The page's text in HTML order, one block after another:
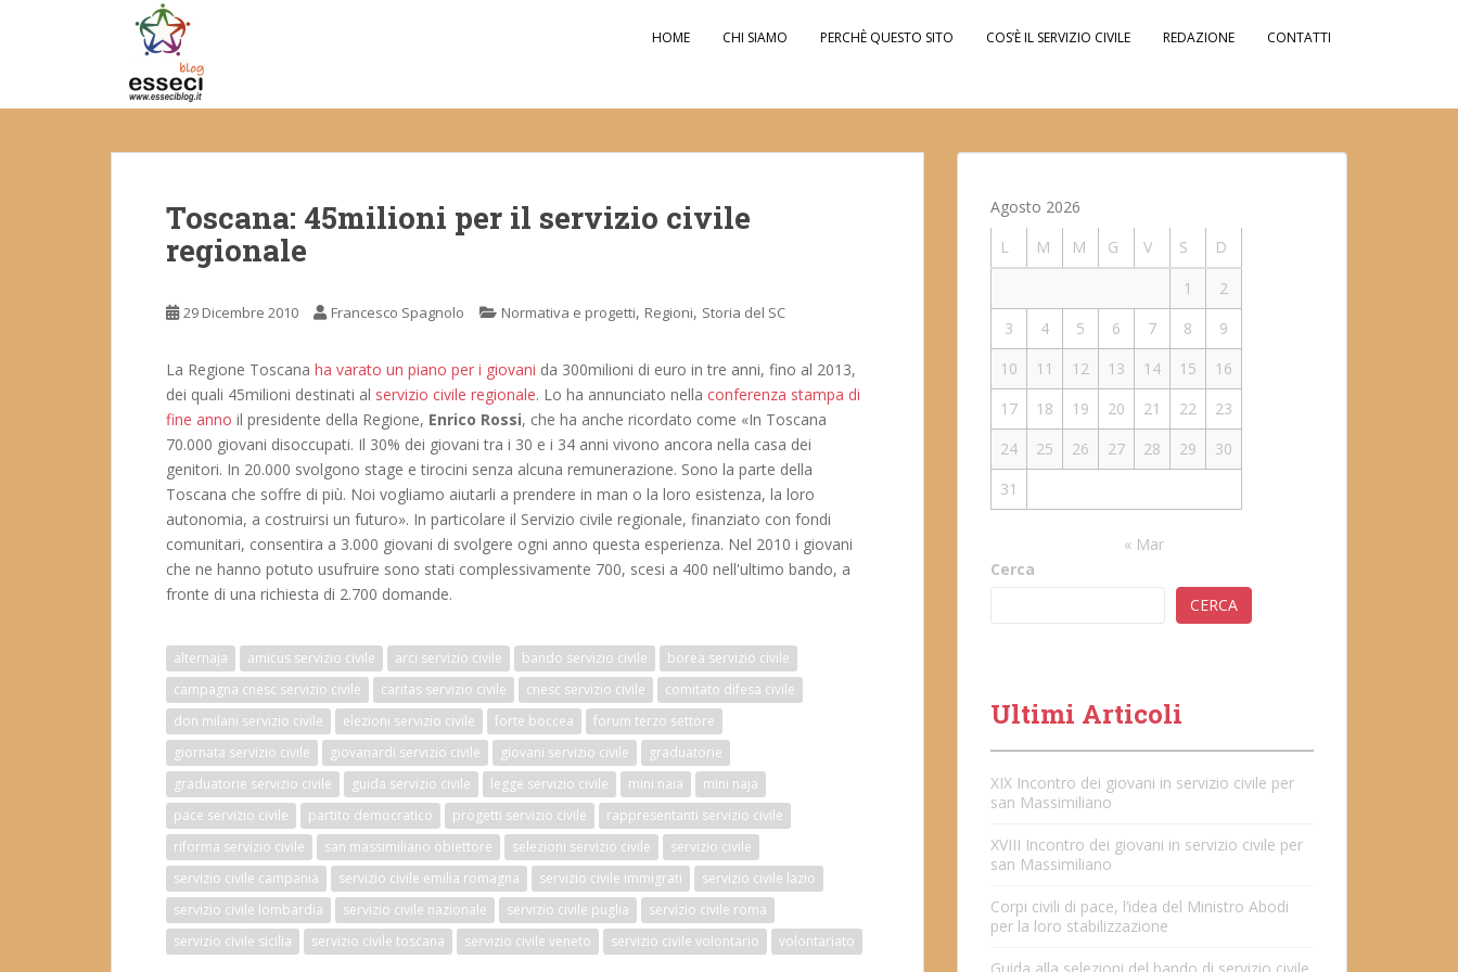
t
HOME CHI SIAMO PERCHÈ QUESTO SITO COS’È IL SERVIZIO CIVILE REDAZIONE CONTATTI
Toscana: 45milioni per il servizio civile
regionale
29 Dicembre 2010 Francesco Spagnolo Normativa e progetti, Regioni, Storia del SC
La Regione Toscana ha varato un piano per i giovani da 300milioni di euro in tre anni, fino al 2013,
dei quali 45milioni destinati al servizio civile regionale. Lo ha annunciato nella conferenza stampa di
fine anno il presidente della Regione, Enrico Rossi, che ha anche ricordato come «In Toscana
70.000 giovani disoccupati. Il 30% dei giovani tra i 30 e i 34 anni vivono ancora nella casa dei
genitori. In 20.000 svolgono stage e tirocini senza alcuna remunerazione. Sono la parte della
Toscana che soffre di più. Noi vogliamo aiutarli a prendere in man o la loro esistenza, la loro
autonomia, a costruirsi un futuro». In particolare il Servizio civile regionale, finanziato con fondi
comunitari, consentira a 3.000 giovani di svolgere ogni anno questa esperienza. Nel 2010 i giovani
che ne hanno potuto usufruire sono stati complessivamente 700, scesi a 400 nell'ultimo bando, a
fronte di una richiesta di 2.700 domande.
alternaja amicus servizio civile arci servizio civile bando servizio civile
borea servizio civile
campagna cnesc servizio civile
caritas servizio civile cnesc servizio civile
comitato difesa civile
don milani servizio civile
elezioni servizio civile forte boccea
forum terzo settore
giornata servizio civile
giovanardi servizio civile giovani servizio civile
graduatorie
graduatorie servizio civile
guida servizio civile legge servizio civile mini naia
mini naja
pace servizio civile
partito democratico progetti servizio civile
rappresentanti servizio civile
riforma servizio civile
san massimiliano obiettore selezioni servizio civile
servizio civile
servizio civile campania
servizio civile emilia romagna servizio civile immigrati
servizio civile lazio
servizio civile lombardia
servizio civile nazionale servizio civile puglia
servizio civile roma
servizio civile sicilia
servizio civile toscana servizio civile veneto servizio civile volontario volontariato
Agosto 2026
L
M M G V S
D
1
2
3
4 5 6 7 8
9
10
11 12 13 14 15
16
17
18 19 20 21 22
23
24
25 26 27 28 29
30
31
« Mar
Cerca
CERCA
Ultimi Articoli
XIX Incontro dei giovani in servizio civile per
san Massimiliano
XVIII Incontro dei giovani in servizio civile per
san Massimiliano
Corpi civili di pace, l’idea del Ministro Abodi
per la loro stabilizzazione